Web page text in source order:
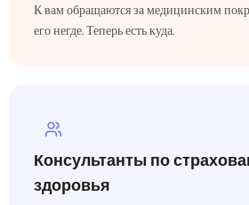
К вам обращаются за медицинским
его негде. Теперь есть куда.
Консультанты по
здоровья